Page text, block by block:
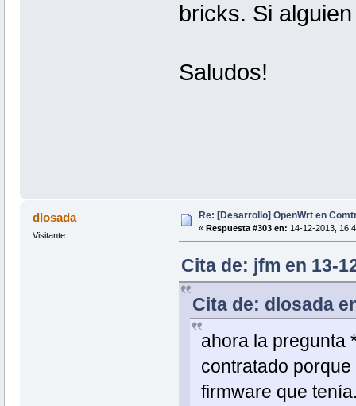
bricks. Si
Saludos!
dlosada
Visitante
Re: [Desarrollo] OpenWrt en
« Respuesta #303 en: 14-12-2013,
Cita de: jfm en 13-
Cita de: dlosada
ahora la pregunta
contratado
firmware que